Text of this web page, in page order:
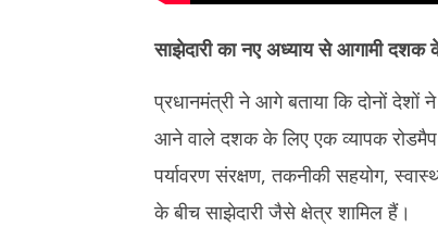
साझेदारी का नए अध्याय से आगामी दशक
प्रधानमंत्री ने आगे बताया कि दोनों
आने वाले दशक के लिए एक व्यापक रोडमैप
पर्यावरण संरक्षण, तकनीकी सहयोग,
के बीच साझेदारी जैसे क्षेत्र शामिल हैं।